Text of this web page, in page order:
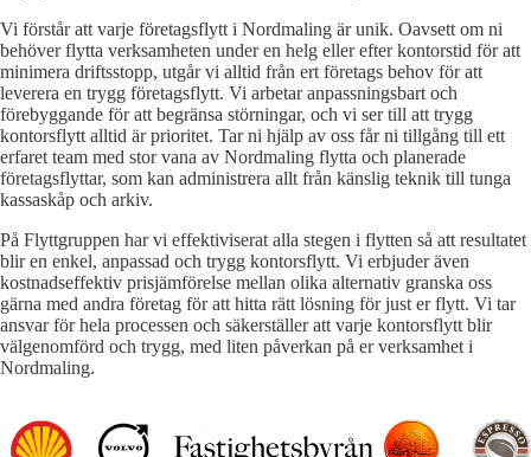
Vi förstår att varje företagsflytt i Nordmaling är unik. Oavsett om ni
behöver flytta verksamheten under en helg eller efter kontorstid för att
minimera driftsstopp, utgår vi alltid från ert företags behov för att
leverera en trygg företagsflytt. Vi arbetar anpassningsbart och
förebyggande för att begränsa störningar, och vi ser till att trygg
kontorsflytt alltid är prioritet. Tar ni hjälp av oss får ni tillgång till ett
erfaret team med stor vana av Nordmaling flytta och planerade
företagsflyttar, som kan administrera allt från känslig teknik till tunga
kassaskåp och arkiv.
På Flyttgruppen har vi effektiviserat alla stegen i flytten så att resultatet
blir en enkel, anpassad och trygg kontorsflytt. Vi erbjuder även
kostnadseffektiv prisjämförelse mellan olika alternativ granska oss
gärna med andra företag för att hitta rätt lösning för just er flytt. Vi tar
ansvar för hela processen och säkerställer att varje kontorsflytt blir
välgenomförd och trygg, med liten påverkan på er verksamhet i
Nordmaling.